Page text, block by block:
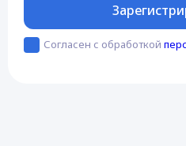
Согласен с обработкой